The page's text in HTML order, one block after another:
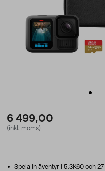
6 499,00
(inkl. moms)
Spela in äventyr i 5.3K60 och